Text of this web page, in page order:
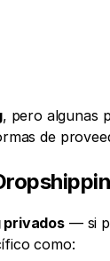
, pero algunas
de
privados — si
como: